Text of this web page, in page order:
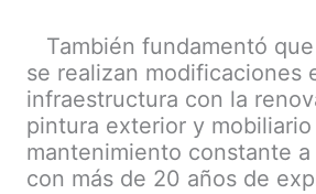
También fundamentó
se realizan modificaciones
infraestructura con la
pintura exterior y mobiliario
mantenimiento constante
con más de 20 años de